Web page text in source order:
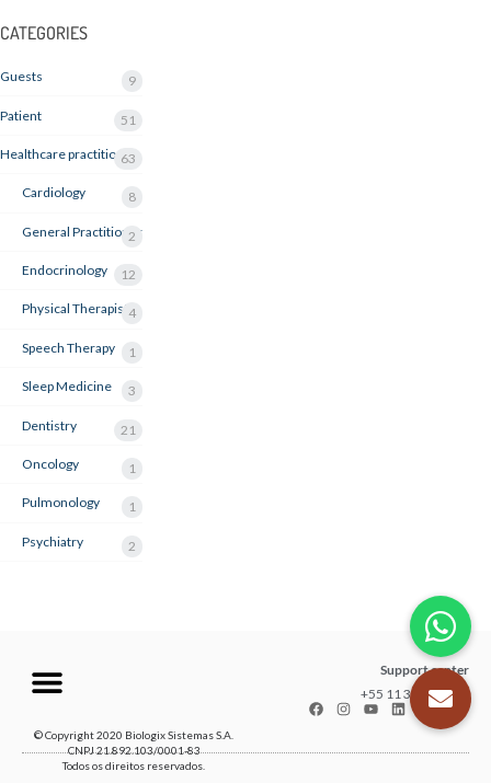
CATEGORIES
Guests 9
Patient 51
Healthcare practitioner
63
Cardiology 8
General Practitioner
2
Endocrinology 12
Physical Therapist 4
Speech Therapy 1
Sleep Medicine 3
Dentistry 21
Oncology 1
Pulmonology 1
Psychiatry 2
Support center
+55 11 3035-1211
© Copyright 2020 Biologix Sistemas S.A.
CNPJ 21.892.103/0001-83
Todos os direitos reservados.